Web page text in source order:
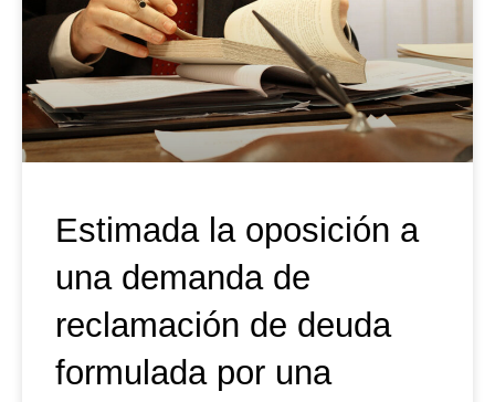
Estimada la oposición a
una demanda de
reclamación de deuda
formulada por una